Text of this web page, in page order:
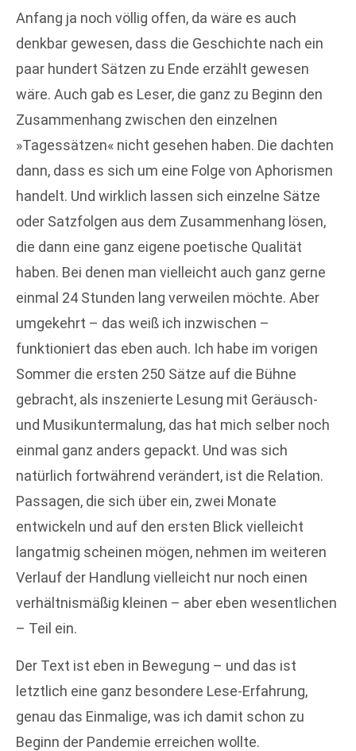
Anfang ja noch völlig offen, da wäre es auch
denkbar gewesen, dass die Geschichte nach ein
paar hundert Sätzen zu Ende erzählt gewesen
wäre. Auch gab es Leser, die ganz zu Beginn den
Zusammenhang zwischen den einzelnen
»Tagessätzen« nicht gesehen haben. Die dachten
dann, dass es sich um eine Folge von Aphorismen
handelt. Und wirklich lassen sich einzelne Sätze
oder Satzfolgen aus dem Zusammenhang lösen,
die dann eine ganz eigene poetische Qualität
haben. Bei denen man vielleicht auch ganz gerne
einmal 24 Stunden lang verweilen möchte. Aber
umgekehrt – das weiß ich inzwischen –
funktioniert das eben auch. Ich habe im vorigen
Sommer die ersten 250 Sätze auf die Bühne
gebracht, als inszenierte Lesung mit Geräusch-
und Musikuntermalung, das hat mich selber noch
einmal ganz anders gepackt. Und was sich
natürlich fortwährend verändert, ist die Relation.
Passagen, die sich über ein, zwei Monate
entwickeln und auf den ersten Blick vielleicht
langatmig scheinen mögen, nehmen im weiteren
Verlauf der Handlung vielleicht nur noch einen
verhältnismäßig kleinen – aber eben wesentlichen
– Teil ein.
Der Text ist eben in Bewegung – und das ist
letztlich eine ganz besondere Lese-Erfahrung,
genau das Einmalige, was ich damit schon zu
Beginn der Pandemie erreichen wollte.